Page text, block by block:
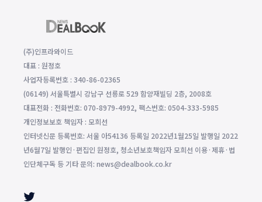
(주)인프라와이드
대표 : 원정호
사업자등록번호 : 340-86-02365
(06149) 서울특별시 강남구 선릉로 529 함양재빌딩 2층, 2008호
대표전화 : 전화번호: 070-8979-4992, 팩스번호: 0504-333-5985
개인정보보호 책임자 : 모희선
인터넷신문 등록번호: 서울 아54136 등록일 2022년1월25일 발행일 2022
년6월7일 발행인·편집인 원정호, 청소년보호책임자 모희선 이용·제휴·법
인단체구독 등 기타 문의: news@dealbook.co.kr